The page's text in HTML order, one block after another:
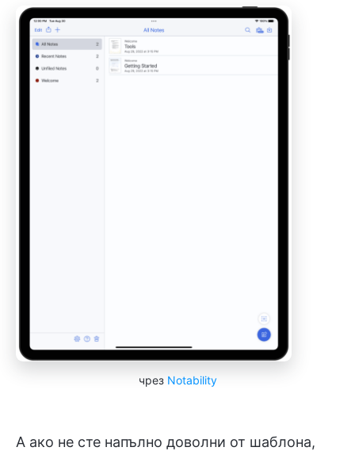
чрез Notability
А ако не сте напълно доволни от шаблона,